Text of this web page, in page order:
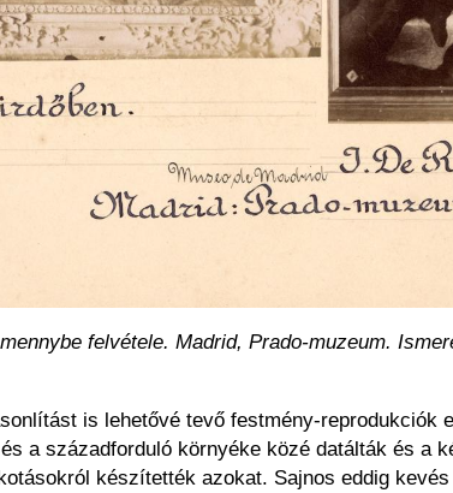
felvétele. Madrid, Prado-muzeum.
is lehetővé tevő festmény-reprodukciók
a századforduló környéke közé datálták és a
készítették azokat. Sajnos eddig